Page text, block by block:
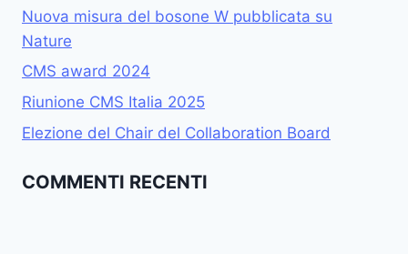
Nuova misura del bosone W pubblicata su
Nature
CMS award 2024
Riunione CMS Italia 2025
Elezione del Chair del Collaboration Board
COMMENTI RECENTI